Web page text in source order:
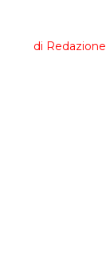
di Redazione